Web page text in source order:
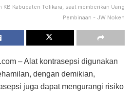
KB Kabupaten Tolikara, saat memberikan Uang
Pembinaan - JW Noken
– Alat kontrasepsi digunakan
dengan demikian,
juga dapat mengurangi risiko